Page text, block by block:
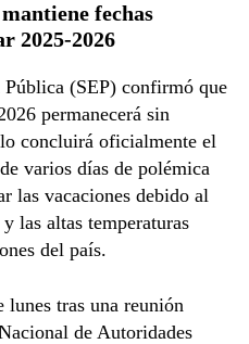
fechas
2025-2026
(SEP) confirmó que
permanecerá sin
concluirá oficialmente el
varios días de polémica
las vacaciones debido al
las altas temperaturas
del país.
lunes tras una reunión
de Autoridades